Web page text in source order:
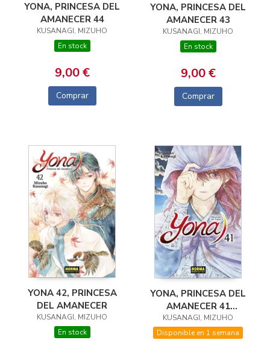
YONA, PRINCESA DEL
AMANECER 44
KUSANAGI, MIZUHO
En stock
9,00 €
Comprar
YONA, PRINCESA DEL
AMANECER 43
KUSANAGI, MIZUHO
En stock
9,00 €
Comprar
YONA 42, PRINCESA
DEL AMANECER
KUSANAGI, MIZUHO
En stock
YONA, PRINCESA DEL
AMANECER 41
(EDICIÓN ESPECIAL)
KUSANAGI, MIZUHO
Disponible en 1 semana